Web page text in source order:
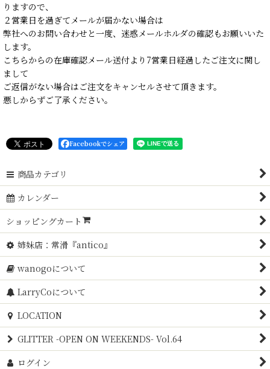
りますので、
２営業日を過ぎてメールが届かない場合は
弊社へのお問い合わせと一度、迷惑メールホルダの確認もお願いいた
します。
こちらからの在庫確認メール送付より7営業日経過したご注文に関し
まして
ご返信がない場合はご注文をキャンセルさせて頂きます。
悪しからずご了承ください。
Facebookでシェア
商品カテゴリ
カレンダー
ショッピングカート
姉妹店：常滑『antico』
wanogoについて
LarryCoについて
LOCATION
GLITTER -OPEN ON WEEKENDS- Vol.64
ログイン